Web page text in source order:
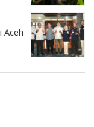
Aceh